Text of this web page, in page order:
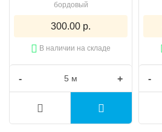
бордовый
300.00 р.
В наличии на складе
- + -